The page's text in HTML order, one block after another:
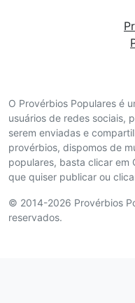
O Provérbios Populares é
usuários de redes sociais,
serem enviadas e
provérbios, dispomos de
populares, basta clicar em
que quiser publicar ou
© 2014-2026 Provérbios
reservados.